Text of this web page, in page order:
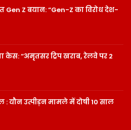
Gen Z बयान: “Gen-Z का विरोध देश-
“अमृतसर ट्रिप खराब, रेलवे पर 2
यौन उत्पीड़न मामले में दोषी 10 साल